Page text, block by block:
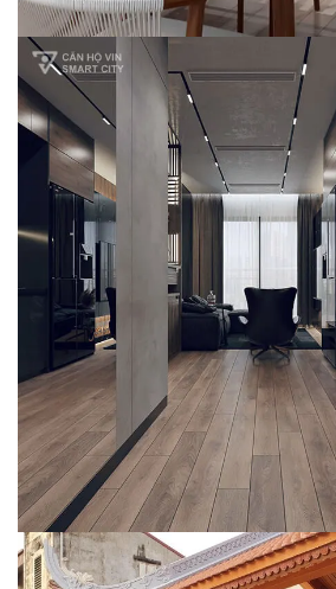
Căn hộ S401 –
NỘI THẤT